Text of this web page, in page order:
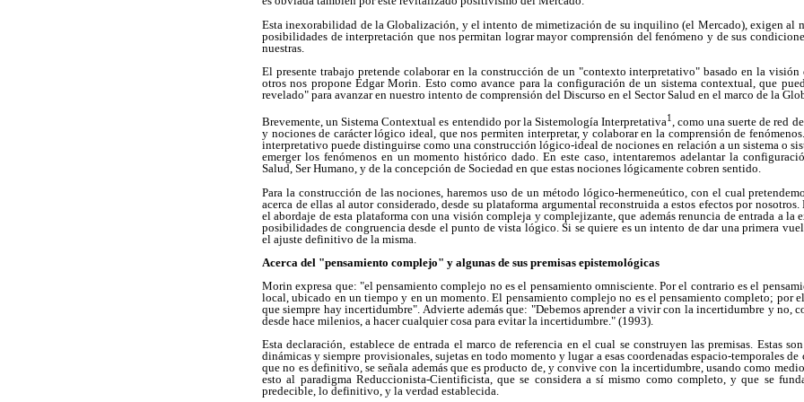
Esta inexorabilidad de la Globalización, y el intento de mimetización de su inquilino (el Mercado), exigen al
posibilidades de interpretación que nos permitan lograr mayor comprensión del fenómeno y de sus
nuestras.
El presente trabajo pretende colaborar en la construcción de un "contexto interpretativo" basado en la
otros nos propone Edgar Morin. Esto como avance para la configuración de un sistema contextual, que
revelado" para avanzar en nuestro intento de comprensión del Discurso en el Sector Salud en el marco de la
Brevemente, un Sistema Contextual es entendido por la Sistemología Interpretativa1, como una suerte de red
y nociones de carácter lógico ideal, que nos permiten interpretar, y colaborar en la comprensión de
interpretativo puede distinguirse como una construcción lógico-ideal de nociones en relación a un sistema o
emerger los fenómenos en un momento histórico dado. En este caso, intentaremos adelantar la
Salud, Ser Humano, y de la concepción de Sociedad en que estas nociones lógicamente cobren sentido.
Para la construcción de las nociones, haremos uso de un método lógico-hermeneútico, con el cual
acerca de ellas al autor considerado, desde su plataforma argumental reconstruida a estos efectos por
el abordaje de esta plataforma con una visión compleja y complejizante, que además renuncia de entrada a la
posibilidades de congruencia desde el punto de vista lógico. Si se quiere es un intento de dar una primera
el ajuste definitivo de la misma.
Acerca del "pensamiento complejo" y algunas de sus premisas epistemológicas
Morin expresa que: "el pensamiento complejo no es el pensamiento omnisciente. Por el contrario es el
local, ubicado en un tiempo y en un momento. El pensamiento complejo no es el pensamiento completo; por
que siempre hay incertidumbre". Advierte además que: "Debemos aprender a vivir con la incertidumbre y no,
desde hace milenios, a hacer cualquier cosa para evitar la incertidumbre." (1993).
Esta declaración, establece de entrada el marco de referencia en el cual se construyen las premisas. Estas
dinámicas y siempre provisionales, sujetas en todo momento y lugar a esas coordenadas espacio-temporales
que no es definitivo, se señala además que es producto de, y convive con la incertidumbre, usando como
esto al paradigma Reduccionista-Cientificista, que se considera a sí mismo como completo, y que se
predecible, lo definitivo, y la verdad establecida.